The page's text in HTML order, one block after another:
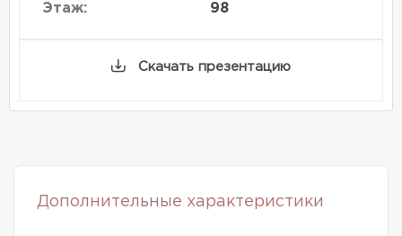
Этаж: 98
Скачать презентацию
Дополнительные характеристики